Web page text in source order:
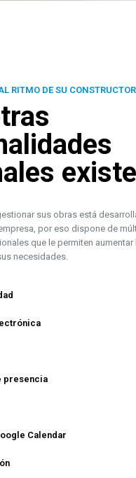
RITMO DE SU
sus obras está
por eso dispone de
que le permiten aumentar
necesidades.
presencia
Calendar